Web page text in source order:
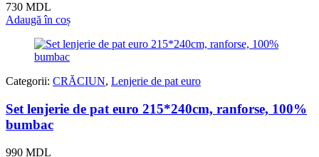
730 MDL
Adaugă în coș
Categorii: CRĂCIUN, Lenjerie de pat euro
Set lenjerie de pat euro 215*240cm, ranforse, 100%
bumbac
990 MDL